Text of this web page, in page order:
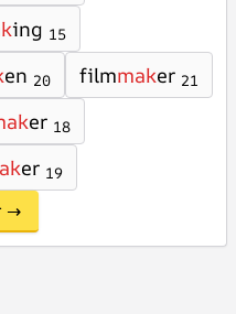
ing 15
en 20 filmmaker 21
er 18
er 19
→